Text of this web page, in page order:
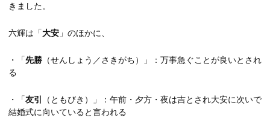
きました。
六輝は「大安 」のほかに、
・「先勝 （せんしょう／さきがち）」：万事急ぐことが良いとされ
る
・「友引
（ともびき）」：午前・夕方・夜は吉とされ大安に次いで
結婚式に向いていると言われる